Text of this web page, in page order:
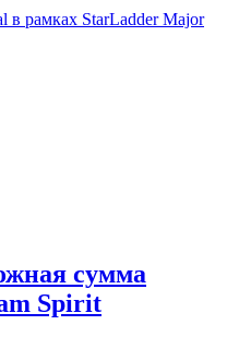
в рамках StarLadder Major
сумма
Spirit